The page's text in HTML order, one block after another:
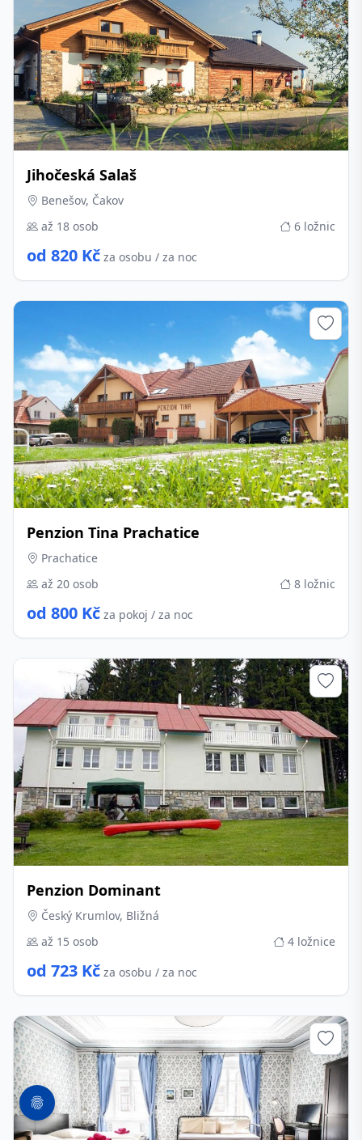
Jihočeská Salaš
Benešov, Čakov
až 18 osob
6 ložnic
od 820 Kč za osobu / za noc
Penzion Tina Prachatice
Prachatice
až 20 osob
8 ložnic
od 800 Kč za pokoj / za noc
Penzion Dominant
Český Krumlov, Bližná
až 15 osob
4 ložnice
od 723 Kč za osobu / za noc